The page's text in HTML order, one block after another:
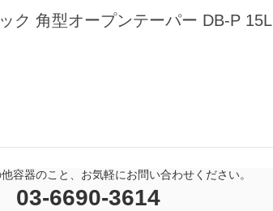
ック 角型オープンテーパー DB-P 15L
容器のこと、お気軽にお問い合わせください。
03-6690-3614